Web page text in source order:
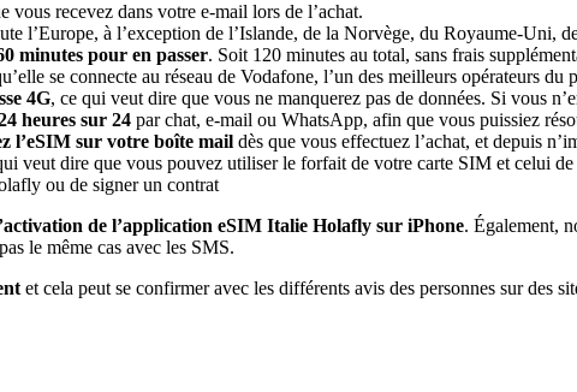
recevez dans votre e-mail lors de l’achat.
l’Europe, à l’exception de l’Islande, de la Norvège, du Royaume-Uni,
minutes pour en passer. Soit 120 minutes au total, sans frais
se connecte au réseau de Vodafone, l’un des meilleurs opérateurs du
4G, ce qui veut dire que vous ne manquerez pas de données. Si vous
heures sur 24 par chat, e-mail ou WhatsApp, afin que vous puissiez
l’eSIM sur votre boîte mail dès que vous effectuez l’achat, et depuis
veut dire que vous pouvez utiliser le forfait de votre carte SIM et celui de
ou de signer un contrat
de l’application eSIM Italie Holafly sur iPhone. Également,
le même cas avec les SMS.
et cela peut se confirmer avec les différents avis des personnes sur des